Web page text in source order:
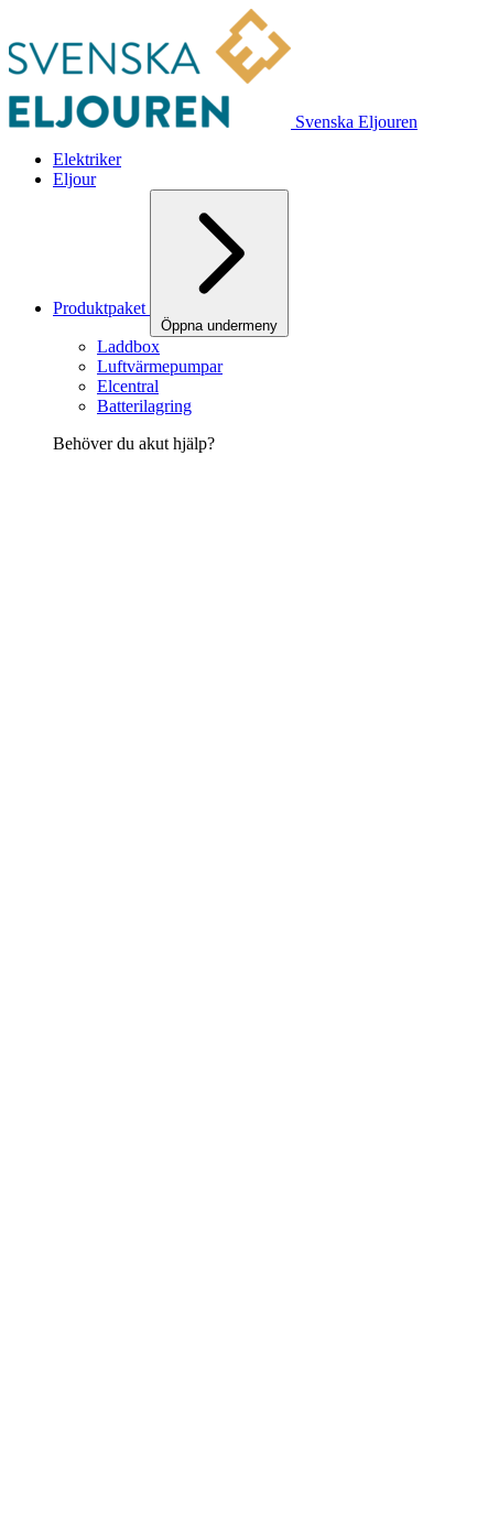
Svenska Eljouren
Elektriker
Eljour
Produktpaket
Öppna undermeny
Laddbox
Luftvärmepumpar
Elcentral
Batterilagring
Behöver du akut hjälp?